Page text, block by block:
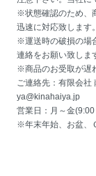
※状態確認のため、
迅速に対応致します。
※運送時の破損の場
連絡をお願い致しま
※商品のお受取が遅
ご連絡先：有限会
ya@kinahaiya.jp
営業日：月～金
※年末年始、お盆、